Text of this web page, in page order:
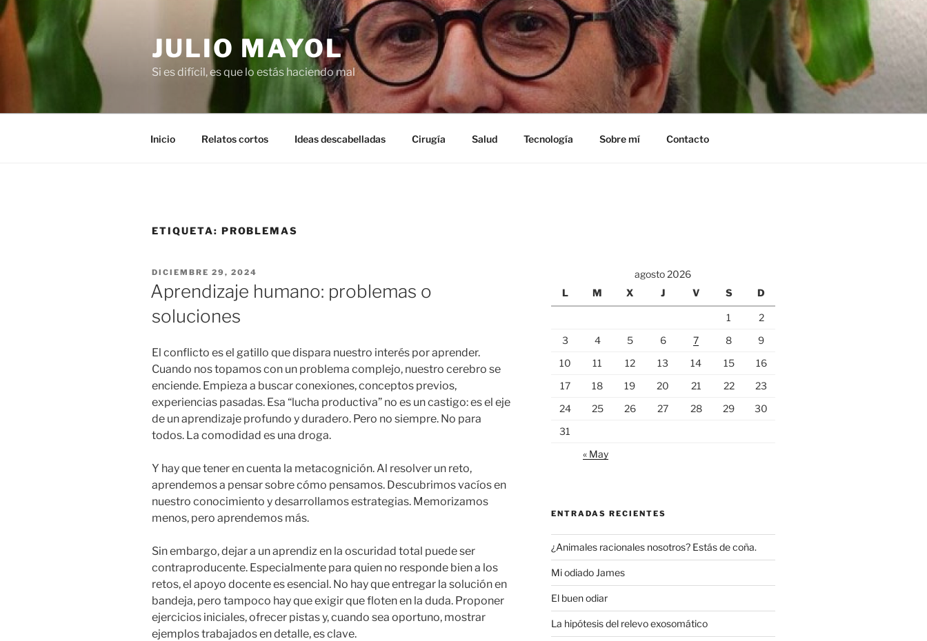
Saltar
al
contenido
JULIO MAYOL
Si es difícil, es que lo estás haciendo mal
Inicio Relatos cortos Ideas descabelladas Cirugía Salud Tecnología Sobre mí Contacto
ETIQUETA: PROBLEMAS
PUBLICADO
EL
DICIEMBRE 29, 2024
Aprendizaje humano: problemas o
soluciones
El conflicto es el gatillo que dispara nuestro interés por aprender.
Cuando nos topamos con un problema complejo, nuestro cerebro se
enciende. Empieza a buscar conexiones, conceptos previos,
experiencias pasadas. Esa “lucha productiva” no es un castigo: es el eje
de un aprendizaje profundo y duradero. Pero no siempre. No para
todos. La comodidad es una droga.
Y hay que tener en cuenta la metacognición. Al resolver un reto,
aprendemos a pensar sobre cómo pensamos. Descubrimos vacíos en
nuestro conocimiento y desarrollamos estrategias. Memorizamos
menos, pero aprendemos más.
Sin embargo, dejar a un aprendiz en la oscuridad total puede ser
contraproducente. Especialmente para quien no responde bien a los
retos, el apoyo docente es esencial. No hay que entregar la solución en
bandeja, pero tampoco hay que exigir que floten en la duda. Proponer
ejercicios iniciales, ofrecer pistas y, cuando sea oportuno, mostrar
ejemplos trabajados en detalle, es clave.
agosto 2026
L
M X J V S D
1
2
3
4 5 6 7 8
9
10
11 12 13 14 15
16
17
18 19 20 21 22
23
24
25 26 27 28 29
30
31
« May
ENTRADAS RECIENTES
¿Animales racionales nosotros? Estás de coña.
Mi odiado James
El buen odiar
La hipótesis del relevo exosomático